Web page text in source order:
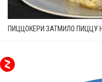
ПИЦЦОКЕРИ ЗАТМИЛО ПИЦЦУ